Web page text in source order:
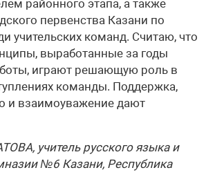
районного этапа, а также
первенства Казани по
учительских команд. Считаю, что
выработанные за годы
играют решающую роль в
команды. Поддержка,
и взаимоуважение дают
учитель русского языка и
№6 Казани, Республика